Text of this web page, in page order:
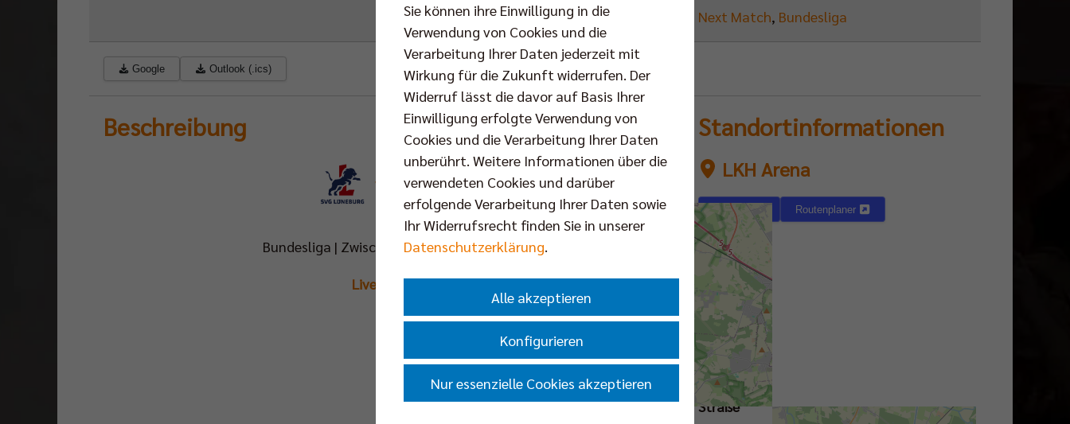
Next Match, Bundesliga
Google Outlook (.ics)
Beschreibung
VS.
Bundesliga | Zwischenrunde | 2. Spieltag
Livestream
Standortinformationen
LKH Arena
Karte Routenplaner
Straße
Sie können ihre Einwilligung in die
Verwendung von Cookies und die
Verarbeitung Ihrer Daten jederzeit mit
Wirkung für die Zukunft widerrufen. Der
Widerruf lässt die davor auf Basis Ihrer
Einwilligung erfolgte Verwendung von
Cookies und die Verarbeitung Ihrer Daten
unberührt. Weitere Informationen über die
verwendeten Cookies und darüber
erfolgende Verarbeitung Ihrer Daten sowie
Ihr Widerrufsrecht finden Sie in unserer
Datenschutzerklärung.
Alle akzeptieren
Konfigurieren
Nur essenzielle Cookies akzeptieren